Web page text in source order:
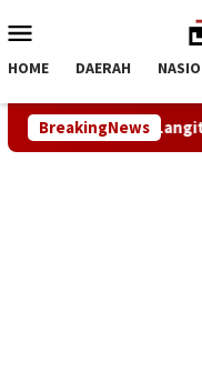
ke
Mobile
HOME DAERAH
BreakingNews
Langit Biru dan